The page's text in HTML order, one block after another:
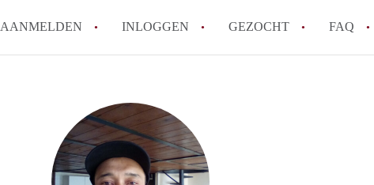
AANMELDEN INLOGGEN GEZOCHT FAQ
Wat is het Vlaams Kotlabel en waarom is
Wat is het verschil tussen een kot, studio
Hoeveel kost een studentenkot in